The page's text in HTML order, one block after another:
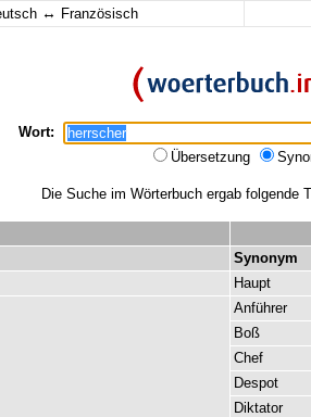
↔ Französisch
Wort:
Übersetzung
Die Suche im Wörterbuch ergab folgende
Synonym
Haupt
Anführer
Boß
Chef
Despot
Diktator